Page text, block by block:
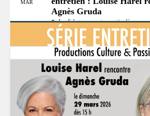
MAR
Agnès Gruda
Les Saboteurs - restaurant | café
Catégories:
Conférence MRC: MRC des